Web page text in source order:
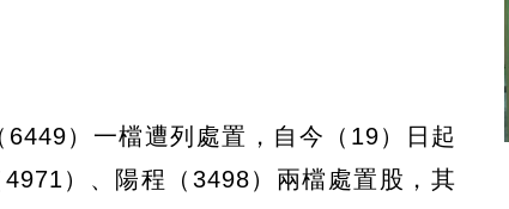
）一檔遭列處置，自今（19）日起
）、陽程（3498）兩檔處置股，其